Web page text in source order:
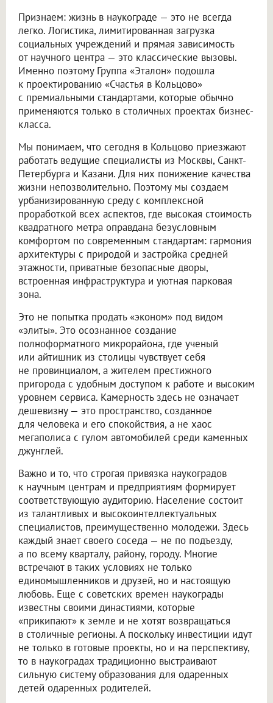
Признаем: жизнь в наукограде — это не всегда
легко. Логистика, лимитированная загрузка
социальных учреждений и прямая зависимость
от научного центра — это классические вызовы.
Именно поэтому Группа «Эталон» подошла
к проектированию «Счастья в Кольцово»
с премиальными стандартами, которые обычно
применяются только в столичных проектах бизнес-
класса.
Мы понимаем, что сегодня в Кольцово приезжают
работать ведущие специалисты из Москвы, Санкт-
Петербурга и Казани. Для них понижение качества
жизни непозволительно. Поэтому мы создаем
урбанизированную среду с комплексной
проработкой всех аспектов, где высокая стоимость
квадратного метра оправдана безусловным
комфортом по современным стандартам: гармония
архитектуры с природой и застройка средней
этажности, приватные безопасные дворы,
встроенная инфраструктура и уютная парковая
зона.
Это не попытка продать «эконом» под видом
«элиты». Это осознанное создание
полноформатного микрорайона, где ученый
или айтишник из столицы чувствует себя
не провинциалом, а жителем престижного
пригорода с удобным доступом к работе и высоким
уровнем сервиса. Камерность здесь не означает
дешевизну — это пространство, созданное
для человека и его спокойствия, а не хаос
мегаполиса с гулом автомобилей среди каменных
джунглей.
Важно и то, что строгая привязка наукоградов
к научным центрам и предприятиям формирует
соответствующую аудиторию. Население состоит
из талантливых и высокоинтеллектуальных
специалистов, преимущественно молодежи. Здесь
каждый знает своего соседа — не по подъезду,
а по всему кварталу, району, городу. Многие
встречают в таких условиях не только
единомышленников и друзей, но и настоящую
любовь. Еще с советских времен наукограды
известны своими династиями, которые
«прикипают» к земле и не хотят возвращаться
в столичные регионы. А поскольку инвестиции идут
не только в готовые проекты, но и на перспективу,
то в наукоградах традиционно выстраивают
сильную систему образования для одаренных
детей одаренных родителей.